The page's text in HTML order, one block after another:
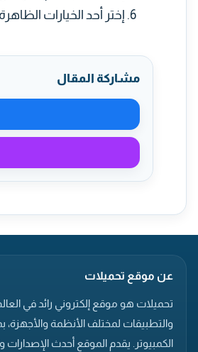
إختر أحد الخيارات
مشاركة المقال
مشاركة
مشاركة
عن موقع تحميلات
تحميلات هو موقع إلكتروني رائد في
والتطبيقات لمختلف الأنظمة والأجهزة،
الكمبيوتر. يقدم الموقع أحدث